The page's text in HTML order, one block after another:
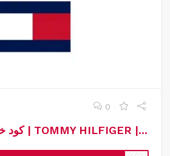
0
كود خصم تومي هيلفيغر | TOMMY HILFIGER | كوبون خصم تومي هيلفيغر